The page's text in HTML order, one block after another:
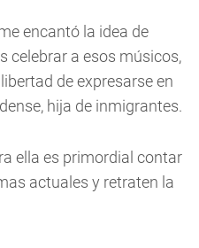
encantó la idea de
celebrar a esos músicos,
de expresarse en
hija de inmigrantes.
ella es primordial contar
actuales y retraten la